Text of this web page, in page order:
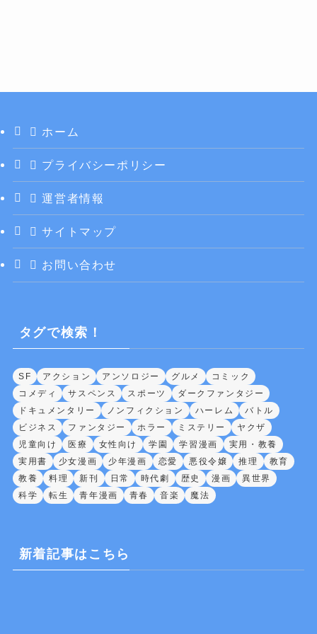
ホーム
プライバシーポリシー
運営者情報
サイトマップ
お問い合わせ
タグで検索！
SF アクション アンソロジー グルメ
コミック
コメディ
サスペンス スポーツ
ダークファンタジー
ドキュメンタリー
ノンフィクション ハーレム
バトル
ビジネス
ファンタジー ホラー ミステリー
ヤクザ
児童向け
医療 女性向け 学園 学習漫画
実用・教養
実用書
少女漫画 少年漫画 恋愛 悪役令嬢 推理
教育
教養
料理 新刊 日常 時代劇 歴史 漫画
異世界
科学
転生 青年漫画 青春 音楽 魔法
新着記事はこちら